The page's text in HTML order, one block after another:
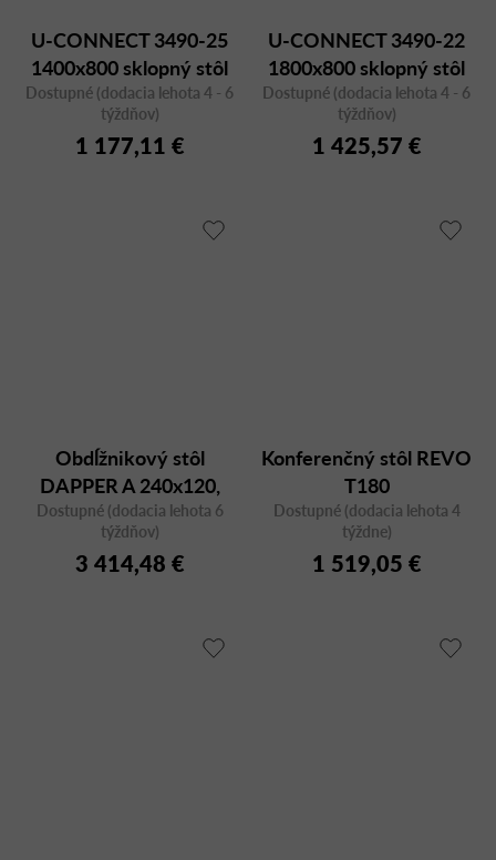
U-CONNECT 3490-25
1400x800 sklopný stôl
Dostupné (dodacia lehota 4 - 6
týždňov)
1 177,11 €
U-CONNECT 3490-22
1800x800 sklopný stôl
Dostupné (dodacia lehota 4 - 6
týždňov)
1 425,57 €
Obdĺžnikový stôl
DAPPER A 240x120,
orech
Dostupné (dodacia lehota 6
týždňov)
3 414,48 €
Konferenčný stôl REVO
T180
Dostupné (dodacia lehota 4
týždne)
1 519,05 €